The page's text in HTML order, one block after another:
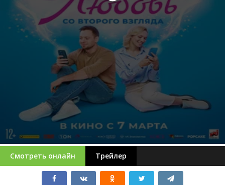
Смотреть онлайн Трейлер